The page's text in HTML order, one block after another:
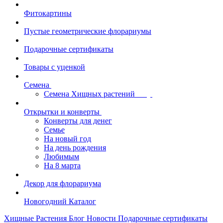
Фитокартины
Пустые геометрические флорариумы
Подарочные сертификаты
Товары с уценкой
Семена
Семена Хищных растений
Открытки и конверты
Конверты для денег
Семье
На новый год
На день рождения
Любимым
На 8 марта
Декор для флорариума
Новогодний Каталог
Хищные Растения Блог Новости Подарочные сертификаты